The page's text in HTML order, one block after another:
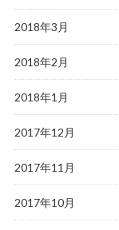
2018年3月
2018年2月
2018年1月
2017年12月
2017年11月
2017年10月